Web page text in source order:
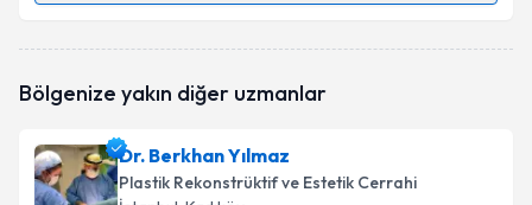
oluşturun. Size bu uzmandan randevu almanız için bir
Bölgenize yakın diğer uzmanlar
Dr. Berkhan Yılmaz
Plastik Rekonstrüktif ve Estetik Cerrahi